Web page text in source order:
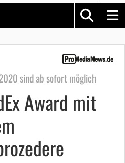
sind ab sofort möglich
Award mit